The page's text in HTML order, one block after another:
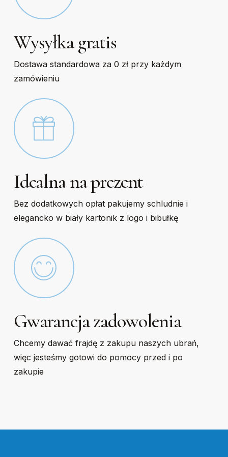
Wysyłka gratis
Dostawa standardowa za 0 zł przy każdym
zamówieniu
Idealna na prezent
Bez dodatkowych opłat pakujemy schludnie i
elegancko w biały kartonik z logo i bibułkę
Gwarancja zadowolenia
Chcemy dawać frajdę z zakupu naszych ubrań,
więc jesteśmy gotowi do pomocy przed i po
zakupie